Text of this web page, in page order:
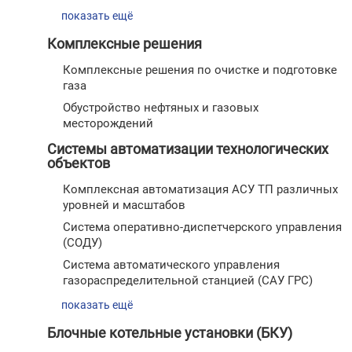
показать ещё
Комплексные решения
Комплексные решения по очистке и подготовке
газа
Обустройство нефтяных и газовых
месторождений
Системы автоматизации технологических
объектов
Комплексная автоматизация АСУ ТП различных
уровней и масштабов
Cистема оперативно-диспетчерского управления
(СОДУ)
Система автоматического управления
газораспределительной станцией (САУ ГРС)
показать ещё
Блочные котельные установки (БКУ)